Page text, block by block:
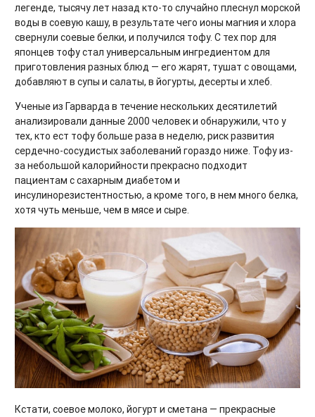
легенде, тысячу лет назад кто-то случайно плеснул морской
воды в соевую кашу, в результате чего ионы магния и хлора
свернули соевые белки, и получился тофу. С тех пор для
японцев тофу стал универсальным ингредиентом для
приготовления разных блюд — его жарят, тушат с овощами,
добавляют в супы и салаты, в йогурты, десерты и хлеб.
Ученые из Гарварда в течение нескольких десятилетий
анализировали данные 2000 человек и обнаружили, что у
тех, кто ест тофу больше раза в неделю, риск развития
сердечно-сосудистых заболеваний гораздо ниже. Тофу из-
за небольшой калорийности прекрасно подходит
пациентам с сахарным диабетом и
инсулинорезистентностью, а кроме того, в нем много белка,
хотя чуть меньше, чем в мясе и сыре.
Кстати, соевое молоко, йогурт и сметана — прекрасные